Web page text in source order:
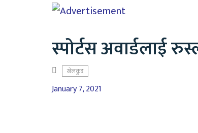
स्पोर्टस अवार्डलाई
खेलकुद
January 7, 2021